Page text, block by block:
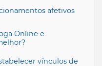
afetivos
Online e
vínculos de